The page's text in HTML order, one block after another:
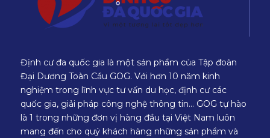
Định cư đa quốc gia là một sản phẩm của Tập đoàn
Đại Dương Toàn Cầu GOG. Với hơn 10 năm kinh
nghiệm trong lĩnh vực tư vấn du học, định cư các
quốc gia, giải pháp công nghệ thông tin… GOG tự hào
là 1 trong những đơn vị hàng đầu tại Việt Nam luôn
mang đến cho quý khách hàng những sản phẩm và